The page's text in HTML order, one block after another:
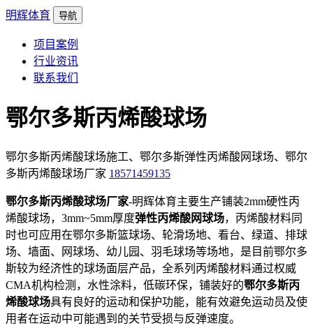
明辉体育 导航
项目案例
行业资讯
联系我们
鄂尔多斯丙烯酸球场
鄂尔多斯丙烯酸球场施工、鄂尔多斯弹性丙烯酸网球场、鄂尔
多斯丙烯酸球场厂家 18571459135
鄂尔多斯丙烯酸球场厂家-明辉体育主要生产铺装2mm硬性丙
烯酸球场，3mm~5mm厚度弹性丙烯酸网球场，丙烯酸材料同
时也可应用在鄂尔多斯篮球场、轮滑场地、看台、绿道、排球
场、墙面、网球场、幼儿园、羽毛球场等场地，是目前鄂尔多
斯较为经济性的球场面层产品，全系列丙烯酸材料通过权威
CMA机构检测，水性涂料，低碳环保，铺装好的鄂尔多斯丙
烯酸球场具有良好的运动和保护功能，能有效避免运动员及使
用者在运动中可能遇到的关节受损与反弹速度。